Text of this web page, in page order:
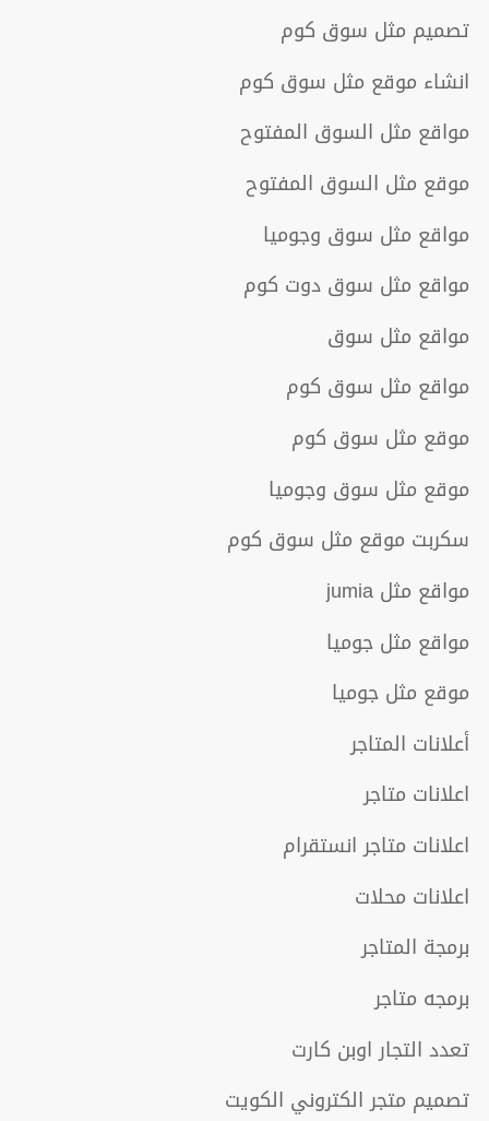
تصميم مثل سوق كوم
انشاء موقع مثل سوق كوم
مواقع مثل السوق المفتوح
موقع مثل السوق المفتوح
مواقع مثل سوق وجوميا
مواقع مثل سوق دوت كوم
مواقع مثل سوق
مواقع مثل سوق كوم
موقع مثل سوق كوم
موقع مثل سوق وجوميا
سكربت موقع مثل سوق كوم
مواقع مثل jumia
مواقع مثل جوميا
موقع مثل جوميا
أعلانات المتاجر
اعلانات متاجر
اعلانات متاجر انستقرام
اعلانات محلات
برمجة المتاجر
برمجه متاجر
تعدد التجار اوبن كارت
تصميم متجر الكتروني الكويت